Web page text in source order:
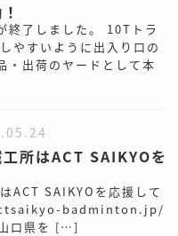
終了しました。 10Tトラ
やすいように出入り口の
・出荷のヤードとして本
所はACT SAIKYOを
ACT SAIKYOを応援して
badminton.jp/
口県を […]